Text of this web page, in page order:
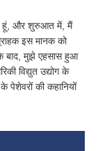
हूं, और शुरुआत में, मैं
इस मानक को
बाद, मुझे एहसास हुआ
विद्युत उद्योग के
पेशेवरों की कहानियों